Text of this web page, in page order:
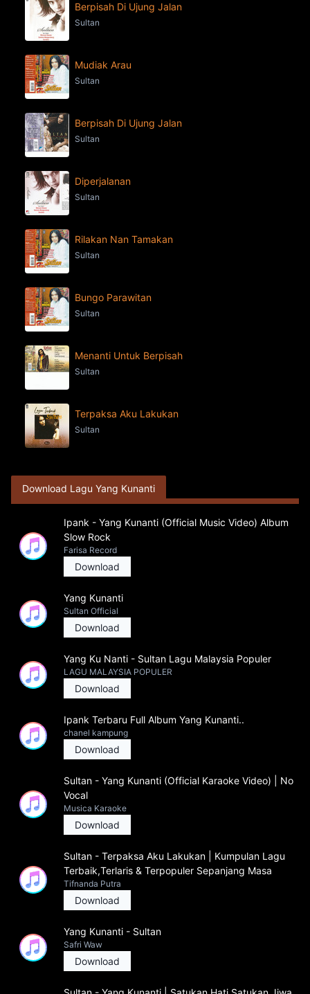
Berpisah Di Ujung Jalan
Sultan
Mudiak Arau
Sultan
Berpisah Di Ujung Jalan
Sultan
Diperjalanan
Sultan
Rilakan Nan Tamakan
Sultan
Bungo Parawitan
Sultan
Menanti Untuk Berpisah
Sultan
Terpaksa Aku Lakukan
Sultan
Download Lagu Yang Kunanti
Ipank - Yang Kunanti (Official Music Video) Album
Slow Rock
Farisa Record
Download
Yang Kunanti
Sultan Official
Download
Yang Ku Nanti - Sultan Lagu Malaysia Populer
LAGU MALAYSIA POPULER
Download
Ipank Terbaru Full Album Yang Kunanti..
chanel kampung
Download
Sultan - Yang Kunanti (Official Karaoke Video) | No
Vocal
Musica Karaoke
Download
Sultan - Terpaksa Aku Lakukan | Kumpulan Lagu
Terbaik,Terlaris & Terpopuler Sepanjang Masa
Tifnanda Putra
Download
Yang Kunanti - Sultan
Safri Waw
Download